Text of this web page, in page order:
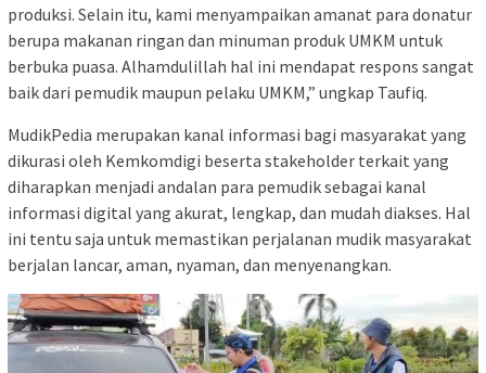
produksi. Selain itu, kami menyampaikan amanat para donatur
berupa makanan ringan dan minuman produk UMKM untuk
berbuka puasa. Alhamdulillah hal ini mendapat respons sangat
baik dari pemudik maupun pelaku UMKM,” ungkap Taufiq.
MudikPedia merupakan kanal informasi bagi masyarakat yang
dikurasi oleh Kemkomdigi beserta stakeholder terkait yang
diharapkan menjadi andalan para pemudik sebagai kanal
informasi digital yang akurat, lengkap, dan mudah diakses. Hal
ini tentu saja untuk memastikan perjalanan mudik masyarakat
berjalan lancar, aman, nyaman, dan menyenangkan.